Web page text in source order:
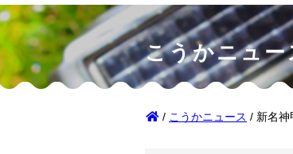
こうかニュー
/ こうかニュース / 新名